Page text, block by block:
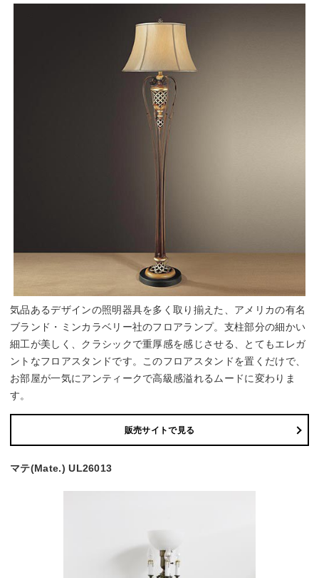
気品あるデザインの照明器具を多く取り揃えた、アメリカの有名
ブランド・ミンカラベリー社のフロアランプ。支柱部分の細かい
細工が美しく、クラシックで重厚感を感じさせる、とてもエレガ
ントなフロアスタンドです。このフロアスタンドを置くだけで、
お部屋が一気にアンティークで高級感溢れるムードに変わりま
す。
販売サイトで見る
マテ(Mate.) UL26013